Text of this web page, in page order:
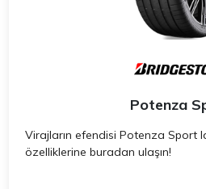
Potenza
Virajların efendisi Potenza Sport
özelliklerine buradan ulaşın!